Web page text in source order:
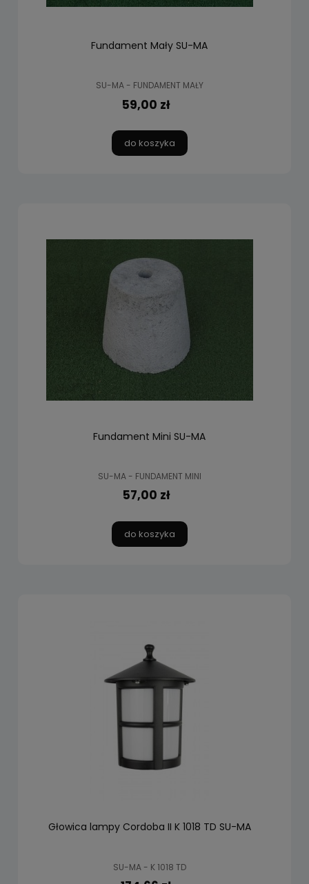
Fundament Mały SU-MA
SU-MA - FUNDAMENT MAŁY
59,00 zł
do koszyka
Fundament Mini SU-MA
SU-MA - FUNDAMENT MINI
57,00 zł
do koszyka
Głowica lampy Cordoba II K 1018 TD SU-MA
SU-MA - K 1018 TD